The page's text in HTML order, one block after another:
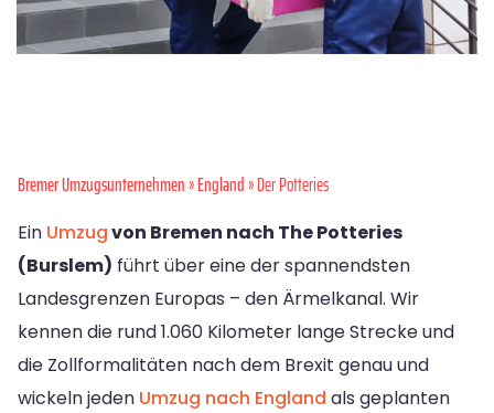
Bremer Umzugsunternehmen»England» Der Potteries
Ein Umzugvon Bremen nach The Potteries
(Burslem) führt über eine der spannendsten
Landesgrenzen Europas – den Ärmelkanal. Wir
kennen die rund 1.060 Kilometer lange Strecke und
die Zollformalitäten nach dem Brexit genau und
wickeln jeden Umzug nach England als geplanten